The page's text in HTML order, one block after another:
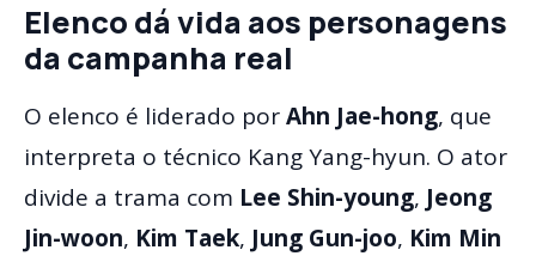
Elenco dá vida aos personagens
da campanha real
O elenco é liderado porAhn Jae-hong, que
interpreta o técnico Kang Yang-hyun. O ator
divide a trama com Lee Shin-young, Jeong
Jin-woon, Kim Taek, Jung Gun-joo, Kim Min